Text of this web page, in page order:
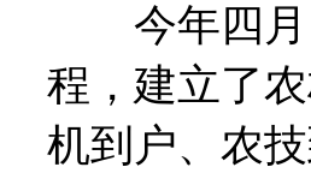
今年四月
程，建立了
机到户、农